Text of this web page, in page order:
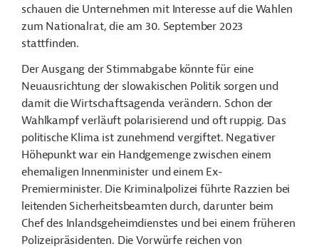
schauen die Unternehmen mit Interesse auf die Wahlen
zum Nationalrat, die am 30. September 2023
stattfinden.
Der Ausgang der Stimmabgabe könnte für eine
Neuausrichtung der slowakischen Politik sorgen und
damit die Wirtschaftsagenda verändern. Schon der
Wahlkampf verläuft polarisierend und oft ruppig. Das
politische Klima ist zunehmend vergiftet. Negativer
Höhepunkt war ein Handgemenge zwischen einem
ehemaligen Innenminister und einem Ex-
Premierminister. Die Kriminalpolizei führte Razzien bei
leitenden Sicherheitsbeamten durch, darunter beim
Chef des Inlandsgeheimdienstes und bei einem früheren
Polizeipräsidenten. Die Vorwürfe reichen von